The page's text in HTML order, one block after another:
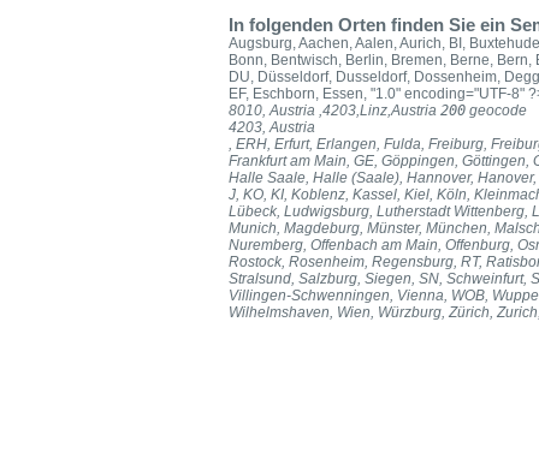
In folgenden Orten finden Sie ein
Augsburg, Aachen, Aalen, Aurich, BI,
Bonn, Bentwisch, Berlin, Bremen, Berne,
DU, Düsseldorf, Dusseldorf, Dossenheim,
EF, Eschborn, Essen, "1.0" encoding="UTF-8"
8010, Austria ,4203,Linz,Austria 200 geocode
4203, Austria
, ERH, Erfurt, Erlangen, Fulda, Freiburg,
Frankfurt am Main, GE, Göppingen,
Halle Saale, Halle (Saale), Hannover,
J, KO, KI, Koblenz, Kassel, Kiel, Köln,
Lübeck, Ludwigsburg, Lutherstadt Wittenberg,
Munich, Magdeburg, Münster, München,
Nuremberg, Offenbach am Main, Offenburg,
Rostock, Rosenheim, Regensburg, RT,
Stralsund, Salzburg, Siegen, SN, Schweinfurt,
Villingen-Schwenningen, Vienna, WOB,
Wilhelmshaven, Wien, Würzburg, Zürich,